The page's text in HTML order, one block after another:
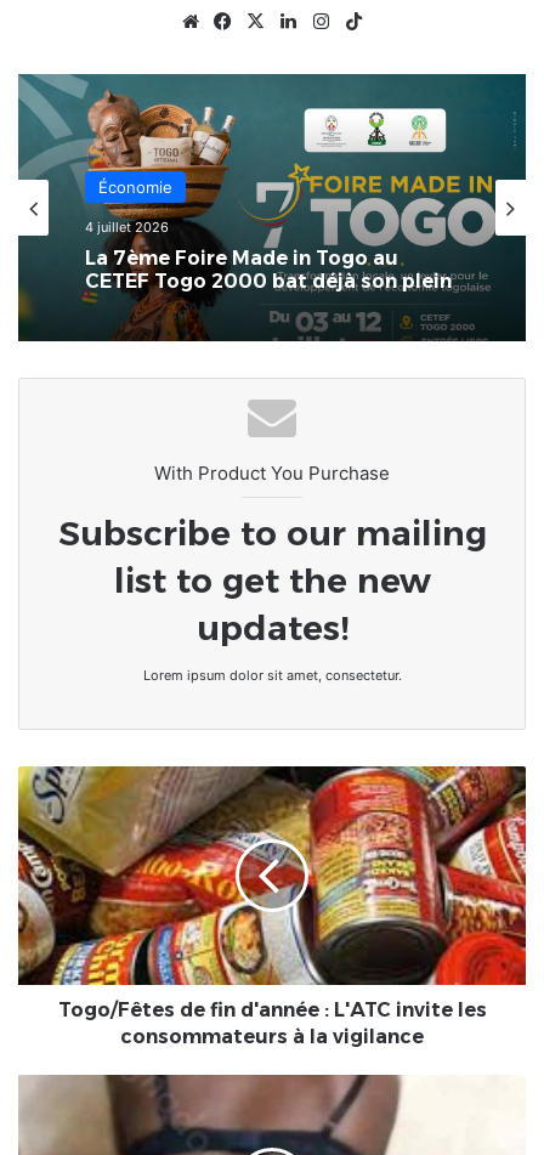
WebsiteFacebook
X LinkedinInstagram
Économie
4 juillet 2026
La 7ème Foire Made in Togo au
CETEF Togo 2000 bat déjà son plein
Actualités
29 juin 2026
CETEF-Togo • Santé mentale au
salon HUMANIS : un pilier
indissociable du bien-être général
With Product You Purchase
Subscribe to our mailing
list to get the new
updates!
Lorem ipsum dolor sit amet, consectetur.
Togo/Fêtes
de
fin
d'année
:
L'ATC
invite
les
consommateurs
Togo/Fêtes de fin d'année : L'ATC invite les
consommateurs à la vigilance